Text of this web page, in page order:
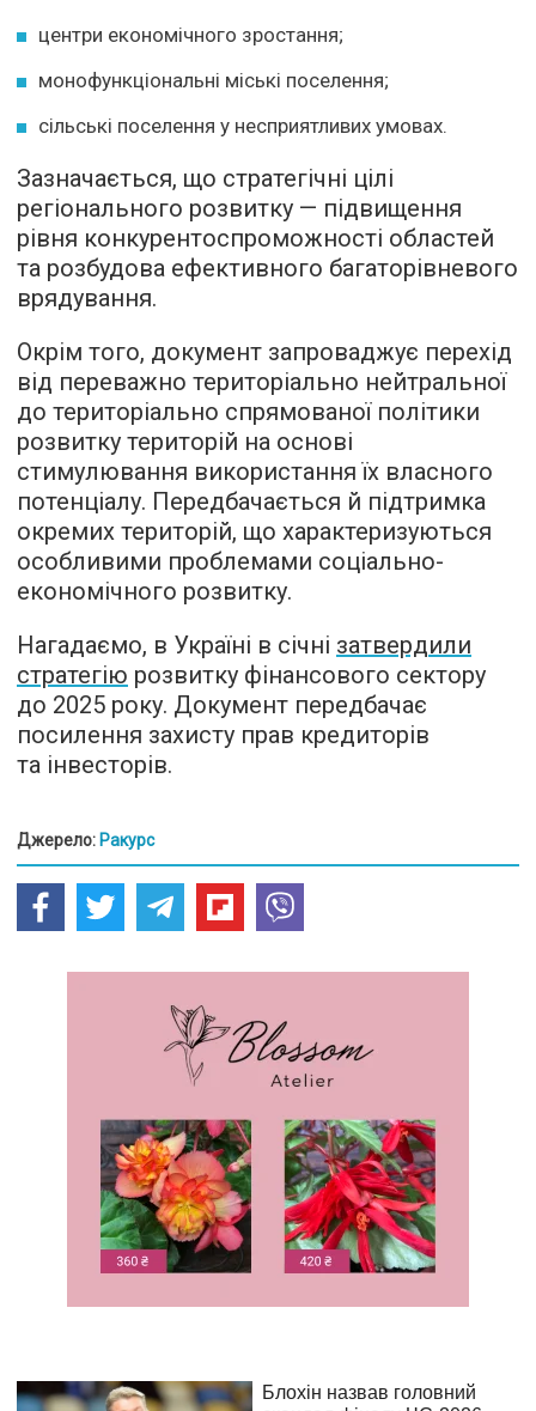
центри економічного зростання;
монофункціональні міські поселення;
сільські поселення у несприятливих умовах.
Зазначається, що стратегічні цілі
регіонального розвитку — підвищення
рівня конкурентоспроможності областей
та розбудова ефективного багаторівневого
врядування.
Окрім того, документ запроваджує перехід
від переважно територіально нейтральної
до територіально спрямованої політики
розвитку територій на основі
стимулювання використання їх власного
потенціалу. Передбачається й підтримка
окремих територій, що характеризуються
особливими проблемами соціально-
економічного розвитку.
Нагадаємо, в Україні в січні затвердили
стратегію розвитку фінансового сектору
до 2025 року. Документ передбачає
посилення захисту прав кредиторів
та інвесторів.
Джерело: Ракурс